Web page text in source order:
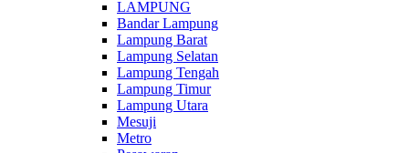
LAMPUNG
Bandar Lampung
Lampung Barat
Lampung Selatan
Lampung Tengah
Lampung Timur
Lampung Utara
Mesuji
Metro